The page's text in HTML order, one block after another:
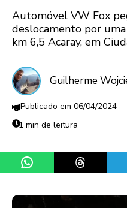
Automóvel VW Fox
deslocamento por
km 6,5 Acaray, em
Guilherme
06/04/2024
1 min de leitura
Share on WhatsApp
Share on